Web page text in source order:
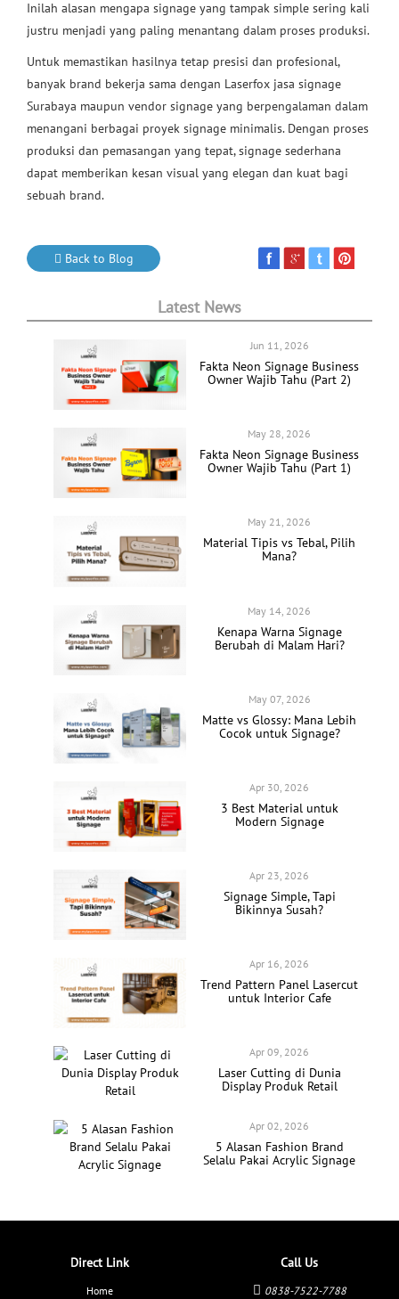
Inilah alasan mengapa signage yang tampak simple sering kali
justru menjadi yang paling menantang dalam proses produksi.
Untuk memastikan hasilnya tetap presisi dan profesional,
banyak brand bekerja sama dengan Laserfox jasa signage
Surabaya maupun vendor signage yang berpengalaman dalam
menangani berbagai proyek signage minimalis. Dengan proses
produksi dan pemasangan yang tepat, signage sederhana
dapat memberikan kesan visual yang elegan dan kuat bagi
sebuah brand.
Back to Blog
Latest News
Jun 11, 2026
Fakta Neon Signage Business
Owner Wajib Tahu (Part 2)
May 28, 2026
Fakta Neon Signage Business
Owner Wajib Tahu (Part 1)
May 21, 2026
Material Tipis vs Tebal, Pilih
Mana?
May 14, 2026
Kenapa Warna Signage
Berubah di Malam Hari?
May 07, 2026
Matte vs Glossy: Mana Lebih
Cocok untuk Signage?
Apr 30, 2026
3 Best Material untuk
Modern Signage
Apr 23, 2026
Signage Simple, Tapi
Bikinnya Susah?
Apr 16, 2026
Trend Pattern Panel Lasercut
untuk Interior Cafe
Apr 09, 2026
Laser Cutting di Dunia
Display Produk Retail
Apr 02, 2026
5 Alasan Fashion Brand
Selalu Pakai Acrylic Signage
Direct Link
Home
Call Us
0838-7522-7788